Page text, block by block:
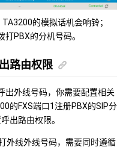
的模拟话机会响铃；
PBX的分机号码。
路由权限
出外线号码，你需要配置相关
的FXS端口1注册PBX的SIP分
出路由权限。
外线外线号码，需要同时遵循